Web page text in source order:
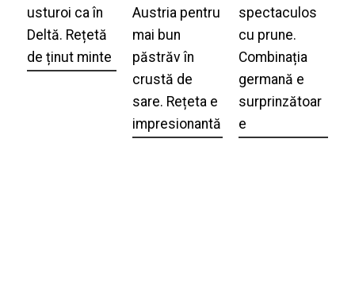
usturoi ca în
Deltă. Rețetă
de ținut minte
Austria pentru
mai bun
păstrăv în
crustă de
sare. Rețeta e
impresionantă
spectaculos
cu prune.
Combinația
germană e
surprinzătoar
e